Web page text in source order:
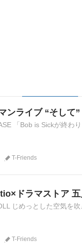
ライブ “そして”
「Bob is Sickが終わ
T-Friends
ドラマストア 五
じめっとした空気を
T-Friends